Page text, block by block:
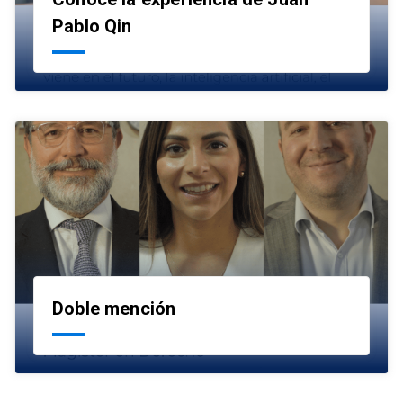
Pablo Qin
Doble mención